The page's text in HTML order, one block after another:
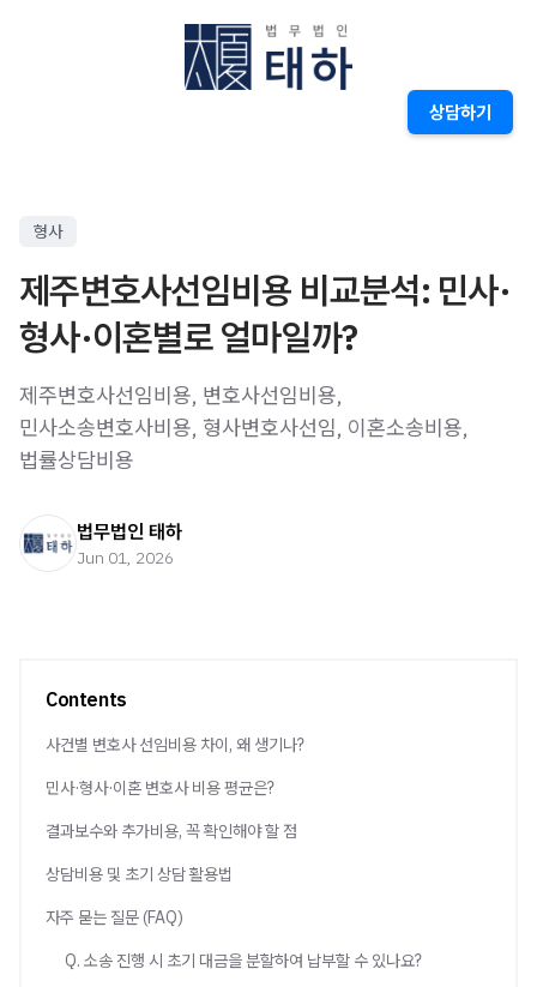
상담하기
형사
제주변호사선임비용 비교분석: 민사·
형사·이혼별로 얼마일까?
제주변호사선임비용, 변호사선임비용,
민사소송변호사비용, 형사변호사선임, 이혼소송비용,
법률상담비용
법무법인 태하
Jun 01, 2026
Contents
사건별 변호사 선임비용 차이, 왜 생기나?
민사·형사·이혼 변호사 비용 평균은?
결과보수와 추가비용, 꼭 확인해야 할 점
상담비용 및 초기 상담 활용법
자주 묻는 질문 (FAQ)
Q. 소송 진행 시 초기 대금을 분할하여 납부할 수 있나요?